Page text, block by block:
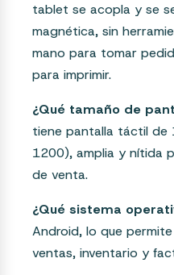
tablet se acopla y se
magnética, sin
mano para tomar
para imprimir.
¿Qué tamaño de
tiene pantalla táctil de
1200), amplia y nítida
de venta.
¿Qué sistema
Android, lo que
ventas, inventario y